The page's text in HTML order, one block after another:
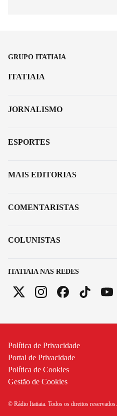
GRUPO ITATIAIA
ITATIAIA NAS REDES
ITATIAIA
JORNALISMO
ESPORTES
MAIS EDITORIAS
COMENTARISTAS
COLUNISTAS
Política de Privacidade
Portal de Privacidade
Política de Cookies
Gestão de Cookies
© Rádio Itatiaia. Todos os direitos reservados.